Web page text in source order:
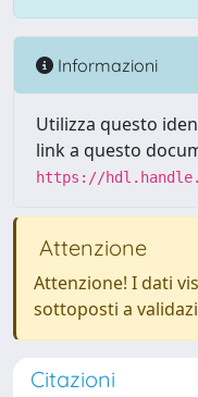
Informazioni
Utilizza questo
link a questo
https://
Attenzione
Attenzione! I dati
sottoposti a
Citazioni